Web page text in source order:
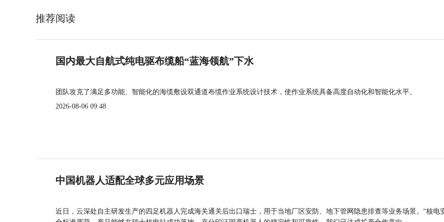
推荐阅读
国内最大自航式纯电驱布缆船“蓝海领航”下水
团队攻克了满足多功能、智能化的海缆敷设双通道布缆作业系统设计技术，使作业系统具备高度自动化和智能化水平。
2026-08-06 09:48
中国机器人适配全球多元应用场景
近日，云深处自主研发生产的四足机器人完成海关通关后出口瑞士，用于当地厂区安防、地下管网隐患排查等业务场景。“核电